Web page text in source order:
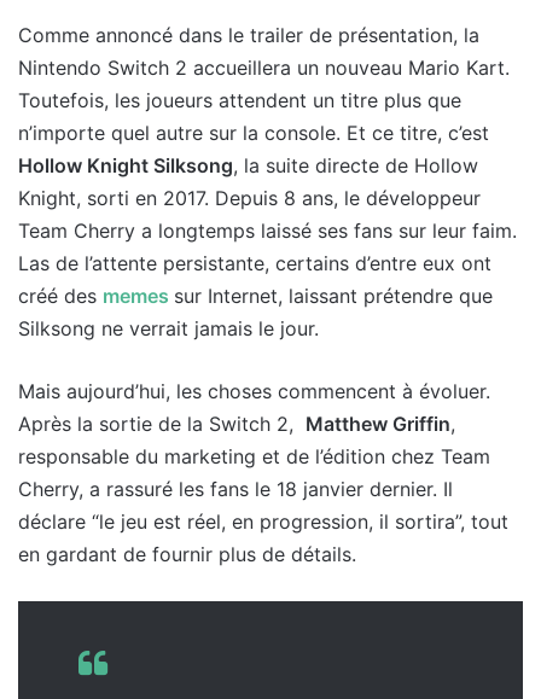
Comme annoncé dans le trailer de présentation, la
Nintendo Switch 2 accueillera un nouveau Mario Kart.
Toutefois, les joueurs attendent un titre plus que
n’importe quel autre sur la console. Et ce titre, c’est
Hollow Knight Silksong, la suite directe de Hollow
Knight, sorti en 2017. Depuis 8 ans, le développeur
Team Cherry a longtemps laissé ses fans sur leur faim.
Las de l’attente persistante, certains d’entre eux ont
créé des memes sur Internet, laissant prétendre que
Silksong ne verrait jamais le jour.
Mais aujourd’hui, les choses commencent à évoluer.
Après la sortie de la Switch 2, Matthew Griffin,
responsable du marketing et de l’édition chez Team
Cherry, a rassuré les fans le 18 janvier dernier. Il
déclare “le jeu est réel, en progression, il sortira”, tout
en gardant de fournir plus de détails.